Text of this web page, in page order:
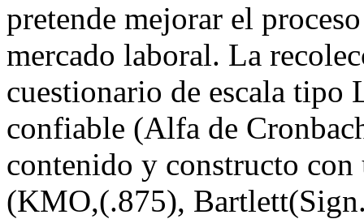
pretende mejorar el
mercado laboral. La
cuestionario de escala tipo
confiable (Alfa de
contenido y constructo
(KMO,(.875),